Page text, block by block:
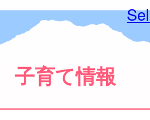
子育て情報